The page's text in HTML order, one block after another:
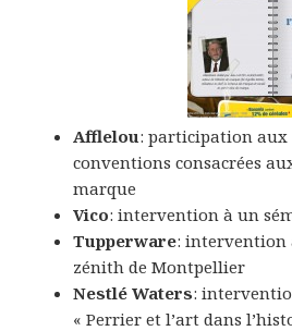
Afflelou: participation aux
conventions consacrées
marque
Vico: intervention à un
Tupperware: intervention
zénith de Montpellier
Nestlé Waters:
« Perrier et l’art dans